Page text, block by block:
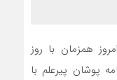
همزمان با روز
پوشان پیرعلم با